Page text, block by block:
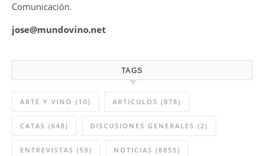
Comunicación.
jose@mundovino.net
TAGS
ARTE Y VINO (10) ARTICULOS (878)
CATAS (648) DISCUSIONES GENERALES (2)
ENTREVISTAS (59) NOTICIAS (8855)